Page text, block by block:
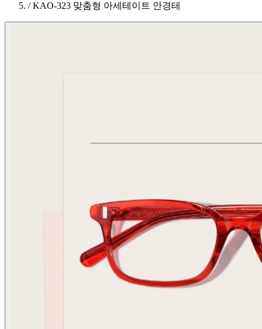
/KAO-323 맞춤형 아세테이트 안경테